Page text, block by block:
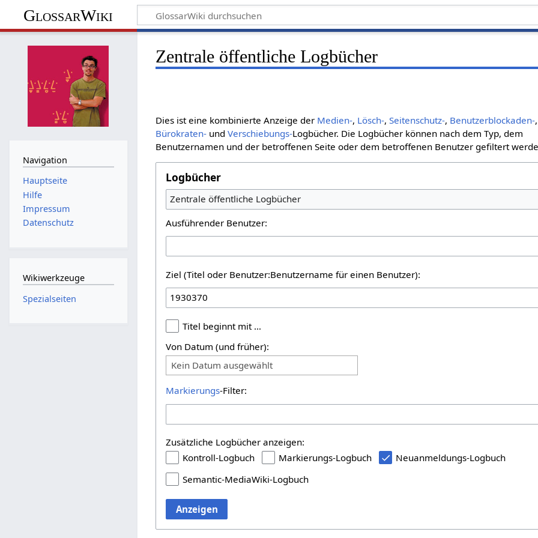
GlossarWiki
Zentrale öffentliche Logbücher
Dies ist eine kombinierte Anzeige der Medien-, Lösch-,Seitenschutz-, Benutzerblockaden-,
Bürokraten- undVerschiebungs-Logbücher. Die Logbücher können nach dem Typ, dem
Benutzernamen und der betroffenen Seite oder dem betroffenen Benutzer gefiltert
Logbücher
Zentrale öffentliche Logbücher
Ausführender Benutzer:
Ziel (Titel oder Benutzer:Benutzername für einen Benutzer):
Titel beginnt mit …
Von Datum (und früher):
Kein Datum ausgewählt
Markierungs-Filter:
Zusätzliche Logbücher anzeigen:
Kontroll-Logbuch
Markierungs-Logbuch
Neuanmeldungs-Logbuch
Semantic-MediaWiki-Logbuch
Anzeigen
Navigation
Hauptseite
Hilfe
Impressum
Datenschutz
Wikiwerkzeuge
Spezialseiten